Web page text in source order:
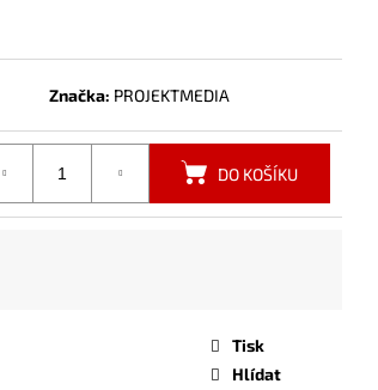
Značka: PROJEKTMEDIA
DO KOŠÍKU
Tisk
Hlídat